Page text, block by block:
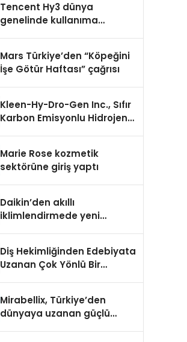
Tencent Hy3 dünya
genelinde kullanıma
Mars Türkiye’den “Köpeğini
İşe Götür Haftası” çağrısı
Kleen-Hy-Dro-Gen Inc., Sıfır
Karbon Emisyonlu Hidrojen
Aldı
Marie Rose kozmetik
sektörüne giriş yaptı
Daikin’den akıllı
iklimlendirmede yeni
Diş Hekimliğinden Edebiyata
Uzanan Çok Yönlü Bir
Mirabellix, Türkiye’den
dünyaya uzanan güçlü